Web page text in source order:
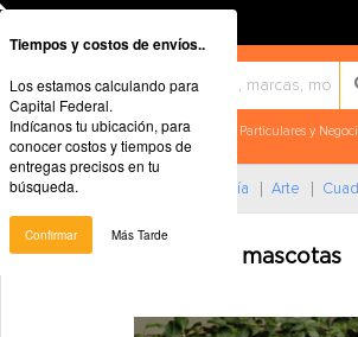
Particulares y
Home Arte, Librería Y Mercería Arte
Ilustración Digital de mascotas
Tiempos y costos de envíos..
Los estamos calculando para
Capital Federal.
Indícanos tu ubicación, para
conocer costos y tiempos de
entregas precisos en tu
búsqueda.
Confirmar Más Tarde